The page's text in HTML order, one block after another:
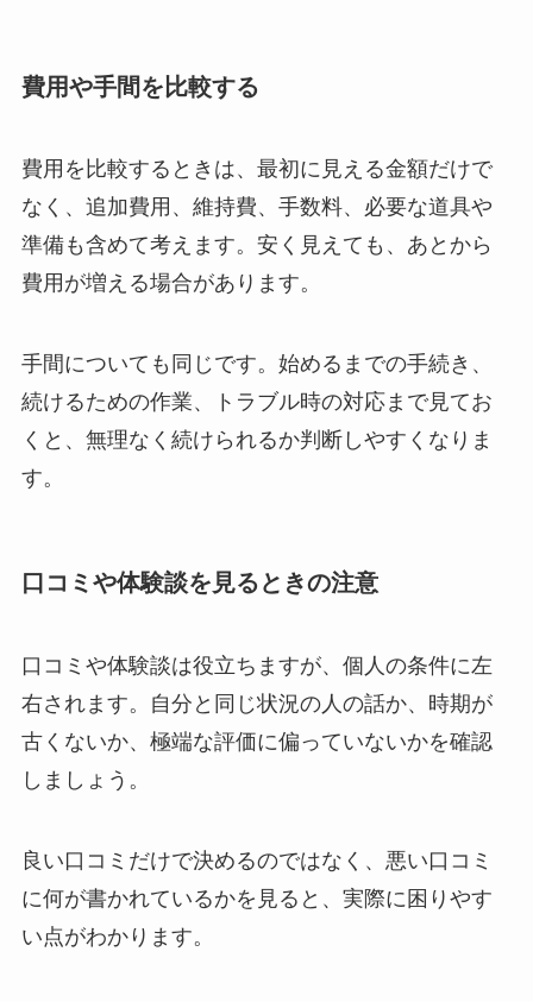
費用や手間を比較する
費用を比較するときは、最初に見える金額だけで
なく、追加費用、維持費、手数料、必要な道具や
準備も含めて考えます。安く見えても、あとから
費用が増える場合があります。
手間についても同じです。始めるまでの手続き、
続けるための作業、トラブル時の対応まで見てお
くと、無理なく続けられるか判断しやすくなりま
す。
口コミや体験談を見るときの注意
口コミや体験談は役立ちますが、個人の条件に左
右されます。自分と同じ状況の人の話か、時期が
古くないか、極端な評価に偏っていないかを確認
しましょう。
良い口コミだけで決めるのではなく、悪い口コミ
に何が書かれているかを見ると、実際に困りやす
い点がわかります。